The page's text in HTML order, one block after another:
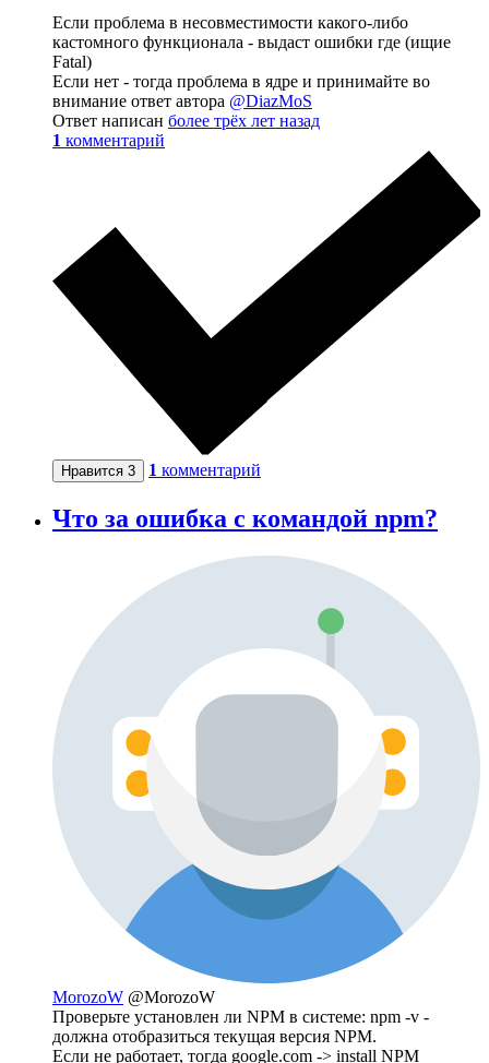
Если проблема в несовместимости какого-либо
кастомного функционала - выдаст ошибки где (ищие
Fatal)
Если нет - тогда проблема в ядре и принимайте во
внимание ответ автора @DiazMoS
Ответ написан более трёх лет назад
1 комментарий
Нравится 3 1 комментарий
Что за ошибка с командой npm?
MorozoW @MorozoW
Проверьте установлен ли NPM в системе: npm -v -
должна отобразиться текущая версия NPM.
Если не работает, тогда google.com -> install NPM